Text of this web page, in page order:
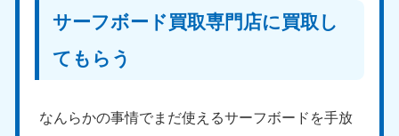
サーフボード買取専門店に買取し
てもらう
なんらかの事情でまだ使えるサーフボードを手放